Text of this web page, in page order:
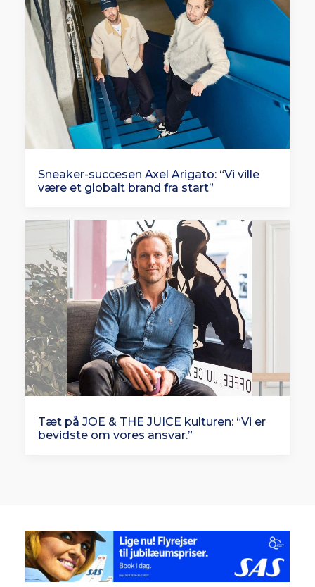
Sneaker-succesen Axel Arigato: “Vi ville
være et globalt brand fra start”
Tæt på JOE & THE JUICE kulturen: “Vi er
bevidste om vores ansvar.”